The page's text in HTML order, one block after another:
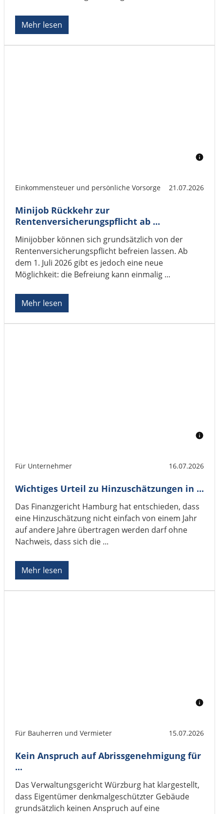
Mehr lesen
Einkommensteuer und persönliche Vorsorge 21.07.2026
Minijob Rückkehr zur
Rentenversicherungspflicht ab ...
Minijobber können sich grundsätzlich von der
Rentenversicherungspflicht befreien lassen. Ab
dem 1. Juli 2026 gibt es jedoch eine neue
Möglichkeit: die Befreiung kann einmalig ...
Mehr lesen
Für Unternehmer 16.07.2026
Wichtiges Urteil zu Hinzuschätzungen in ...
Das Finanzgericht Hamburg hat entschieden, dass
eine Hinzuschätzung nicht einfach von einem Jahr
auf andere Jahre übertragen werden darf ohne
Nachweis, dass sich die ...
Mehr lesen
Für Bauherren und Vermieter 15.07.2026
Kein Anspruch auf Abrissgenehmigung für
...
Das Verwaltungsgericht Würzburg hat klargestellt,
dass Eigentümer denkmalgeschützter Gebäude
grundsätzlich keinen Anspruch auf eine